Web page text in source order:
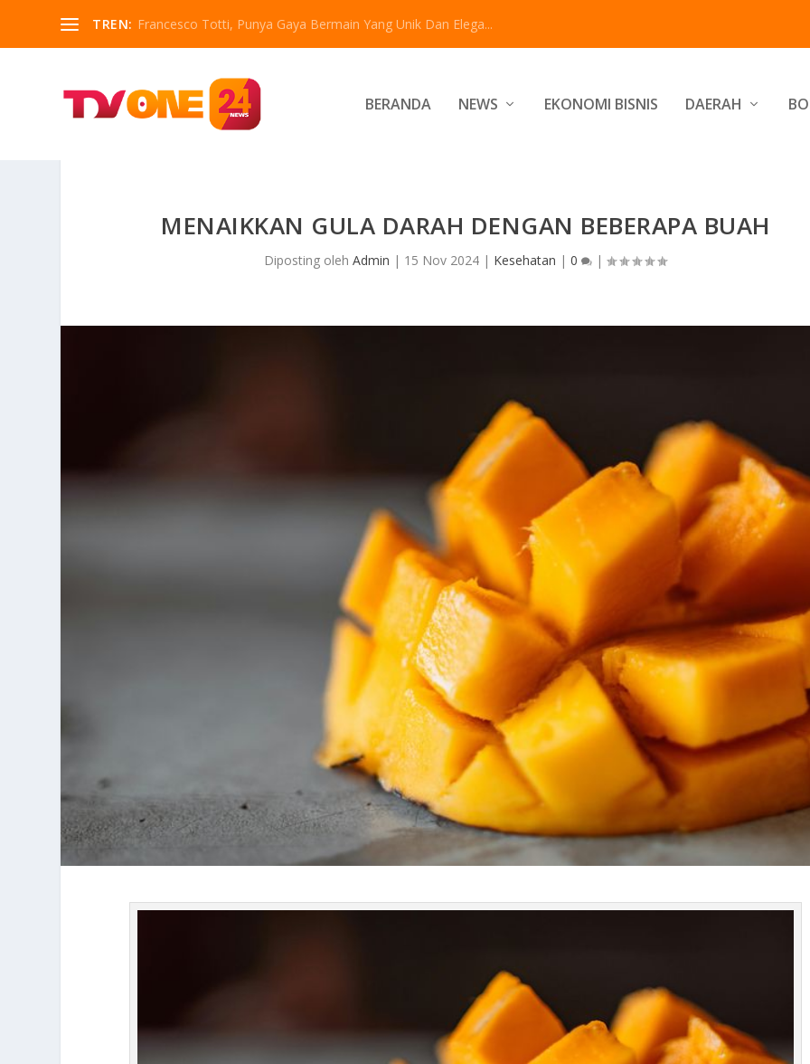
TREN: Francesco Totti, Punya Gaya Bermain Yang Unik Dan Elega...
BERANDA NEWS EKONOMI BISNIS DAERAH
MENAIKKAN GULA DARAH DENGAN BEBERAPA BUAH
Diposting olehAdmin | 15 Nov 2024 | Kesehatan |0 |